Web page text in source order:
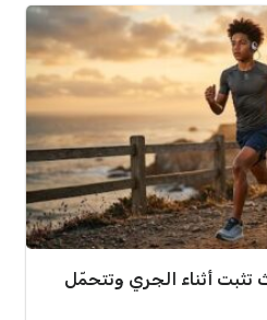
تثبت أثناء الجري وتتحمّل